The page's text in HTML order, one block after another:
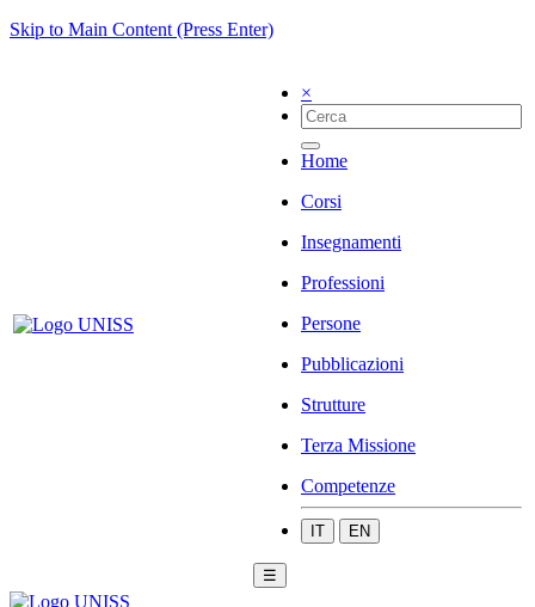
Skip to Main Content (Press Enter)
×
Home
Corsi
Insegnamenti
Professioni
Persone
Pubblicazioni
Strutture
Terza Missione
Competenze
IT EN
☰